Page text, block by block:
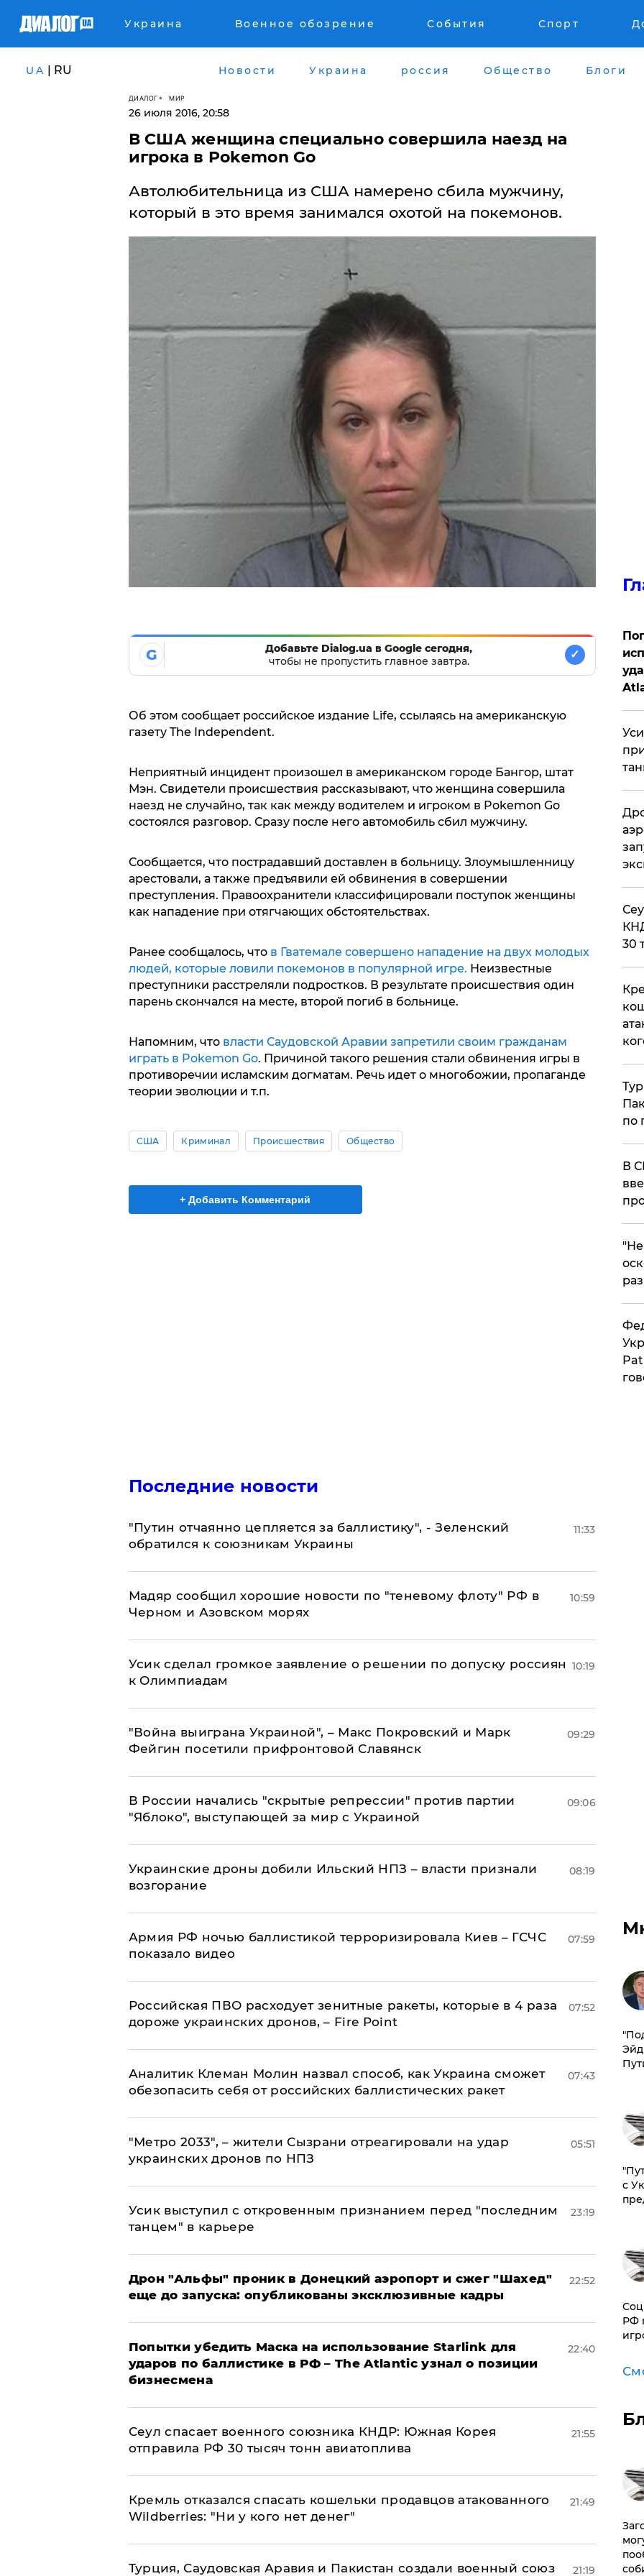
Украина Военное обозрение События Спорт
UA | RU Новости Украина россия Общество Блоги
ДИАЛОГ МИР
26 июля 2016, 20:58
В США женщина специально совершила наезд на
игрока в Pokemon Go
Автолюбительница из США намерено сбила мужчину,
который в это время занимался охотой на покемонов.
G
Добавьте Dialog.ua в Google сегодня,
чтобы не пропустить главное завтра.
✓
Об этом сообщает российское издание Life, ссылаясь на американскую
газету The Independent.
Неприятный инцидент произошел в американском городе Бангор, штат
Мэн. Свидетели происшествия рассказывают, что женщина совершила
наезд не случайно, так как между водителем и игроком в Pokemon Go
состоялся разговор. Сразу после него автомобиль сбил мужчину.
Сообщается, что пострадавший доставлен в больницу. Злоумышленницу
арестовали, а также предъявили ей обвинения в совершении
преступления. Правоохранители классифицировали поступок женщины
как нападение при отягчающих обстоятельствах.
Ранее сообщалось, что в Гватемале совершено нападение на двух молодых
людей, которые ловили покемонов в популярной игре. Неизвестные
преступники расстреляли подростков. В результате происшествия один
парень скончался на месте, второй погиб в больнице.
Напомним, что власти Саудовской Аравии запретили своим гражданам
играть в Pokemon Go. Причиной такого решения стали обвинения игры в
противоречии исламским догматам. Речь идет о многобожии, пропаганде
теории эволюции и т.п.
США Криминал Происшествия Общество
+ Добавить Комментарий
Последние новости
"Путин отчаянно цепляется за баллистику", - Зеленский
обратился к союзникам Украины
11:33
Мадяр сообщил хорошие новости по "теневому флоту" РФ в
Черном и Азовском морях
10:59
Усик сделал громкое заявление о решении по допуску россиян
к Олимпиадам
10:19
"Война выиграна Украиной", – Макс Покровский и Марк
Фейгин посетили прифронтовой Славянск
09:29
В России начались "скрытые репрессии" против партии
"Яблоко", выступающей за мир с Украиной
09:06
Украинские дроны добили Ильский НПЗ – власти признали
возгорание
08:19
Армия РФ ночью баллистикой терроризировала Киев – ГСЧС
показало видео
07:59
Российская ПВО расходует зенитные ракеты, которые в 4 раза
дороже украинских дронов, – Fire Point
07:52
Аналитик Клеман Молин назвал способ, как Украина сможет
обезопасить себя от российских баллистических ракет
07:43
"Метро 2033", – жители Сызрани отреагировали на удар
украинских дронов по НПЗ
05:51
Усик выступил с откровенным признанием перед "последним
танцем" в карьере
23:19
Дрон "Альфы" проник в Донецкий аэропорт и сжег "Шахед"
еще до запуска: опубликованы эксклюзивные кадры
22:52
Попытки убедить Маска на использование Starlink для
ударов по баллистике в РФ – The Atlantic узнал о позиции
бизнесмена
22:40
​Сеул спасает военного союзника КНДР: Южная Корея
отправила РФ 30 тысяч тонн авиатоплива
21:55
Кремль отказался спасать кошельки продавцов атакованного
Wildberries: "Ни у кого нет денег"
21:49
Турция, Саудовская Аравия и Пакистан создали военный союз 21:19
30
по
В
с
РФ